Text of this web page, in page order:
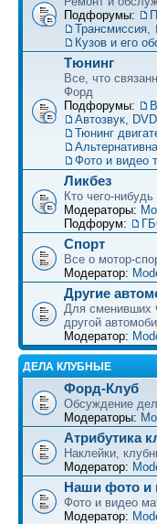
Подфорумы:
Трансмиссия
Кузов и его
Тюнинг
Все, что
Форд
Подфорумы:
Автозвук,
Тюнинг
Фото и видео
Ликбез
Кто чего-
Модераторы:
Подфорум:
Спорт
Все о мотор-
Модератор:
Другие
Для сменивших
другой
Модератор:
ДЕЛА КЛУБНЫЕ
Форд-Клуб
Обсуждение
Модераторы:
Атрибутика
Наклейки,
Модератор:
Наши фото и
Фото и видео
Модератор: